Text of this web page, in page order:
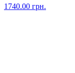
1740.00 грн.